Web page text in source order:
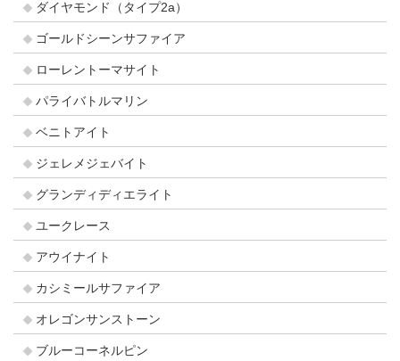
ダイヤモンド（タイプ2a）
ゴールドシーンサファイア
ローレントーマサイト
パライバトルマリン
ベニトアイト
ジェレメジェバイト
グランディディエライト
ユークレース
アウイナイト
カシミールサファイア
オレゴンサンストーン
ブルーコーネルピン